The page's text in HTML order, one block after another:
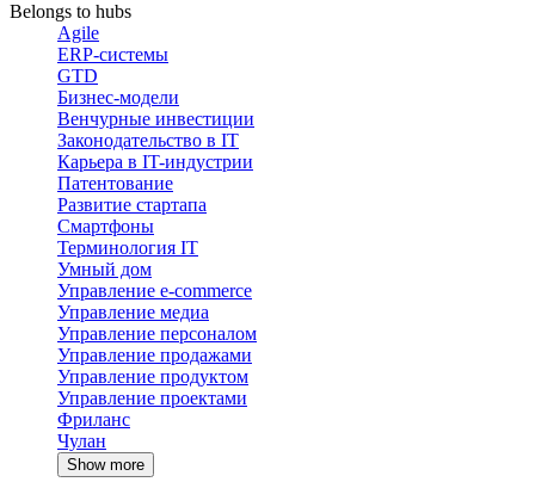
Belongs to hubs
Agile
ERP-системы
GTD
Бизнес-модели
Венчурные инвестиции
Законодательство в IT
Карьера в IT-индустрии
Патентование
Развитие стартапа
Смартфоны
Терминология IT
Умный дом
Управление e-commerce
Управление медиа
Управление персоналом
Управление продажами
Управление продуктом
Управление проектами
Фриланс
Чулан
Show more